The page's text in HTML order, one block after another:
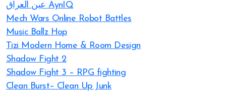
عين العراق AynIQ
Mech Wars Online Robot Battles
Music Ballz Hop
Tizi Modern Home & Room Design
Shadow Fight 2
Shadow Fight 3 – RPG fighting
Clean Burst– Clean Up Junk